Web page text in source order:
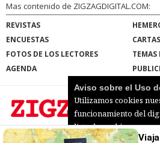
Mas contenido de ZIGZAGDIGITAL.COM:
REVISTAS
ENCUESTAS
FOTOS DE LOS LECTORES
TEMAS
AGENDA
ZIGZAGDIGITAL.COM |Términos de uso
Aviso sobre el Uso
Utilizamos cookies
funcionamiento del
lista de cookies y
nuestra Política de